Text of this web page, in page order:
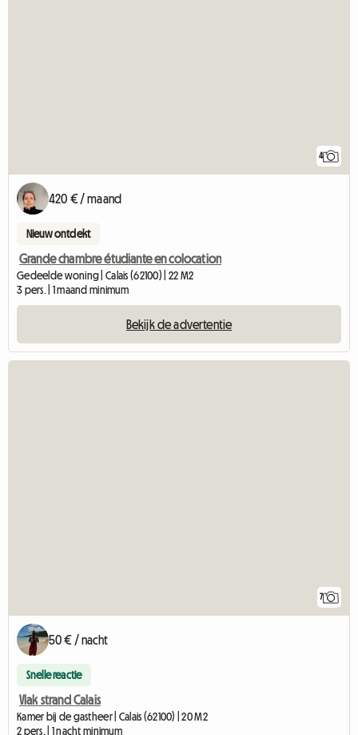
4
420 € / maand
Nieuw ontdekt
Grande chambre étudiante en colocation
Gedeelde woning | Calais (62100) | 22 M2
3 pers. | 1 maand minimum
Bekijk de advertentie
7
50 € / nacht
Snelle reactie
Vlak strand Calais
Kamer bij de gastheer | Calais (62100) | 20 M2
2 pers. | 1 nacht minimum